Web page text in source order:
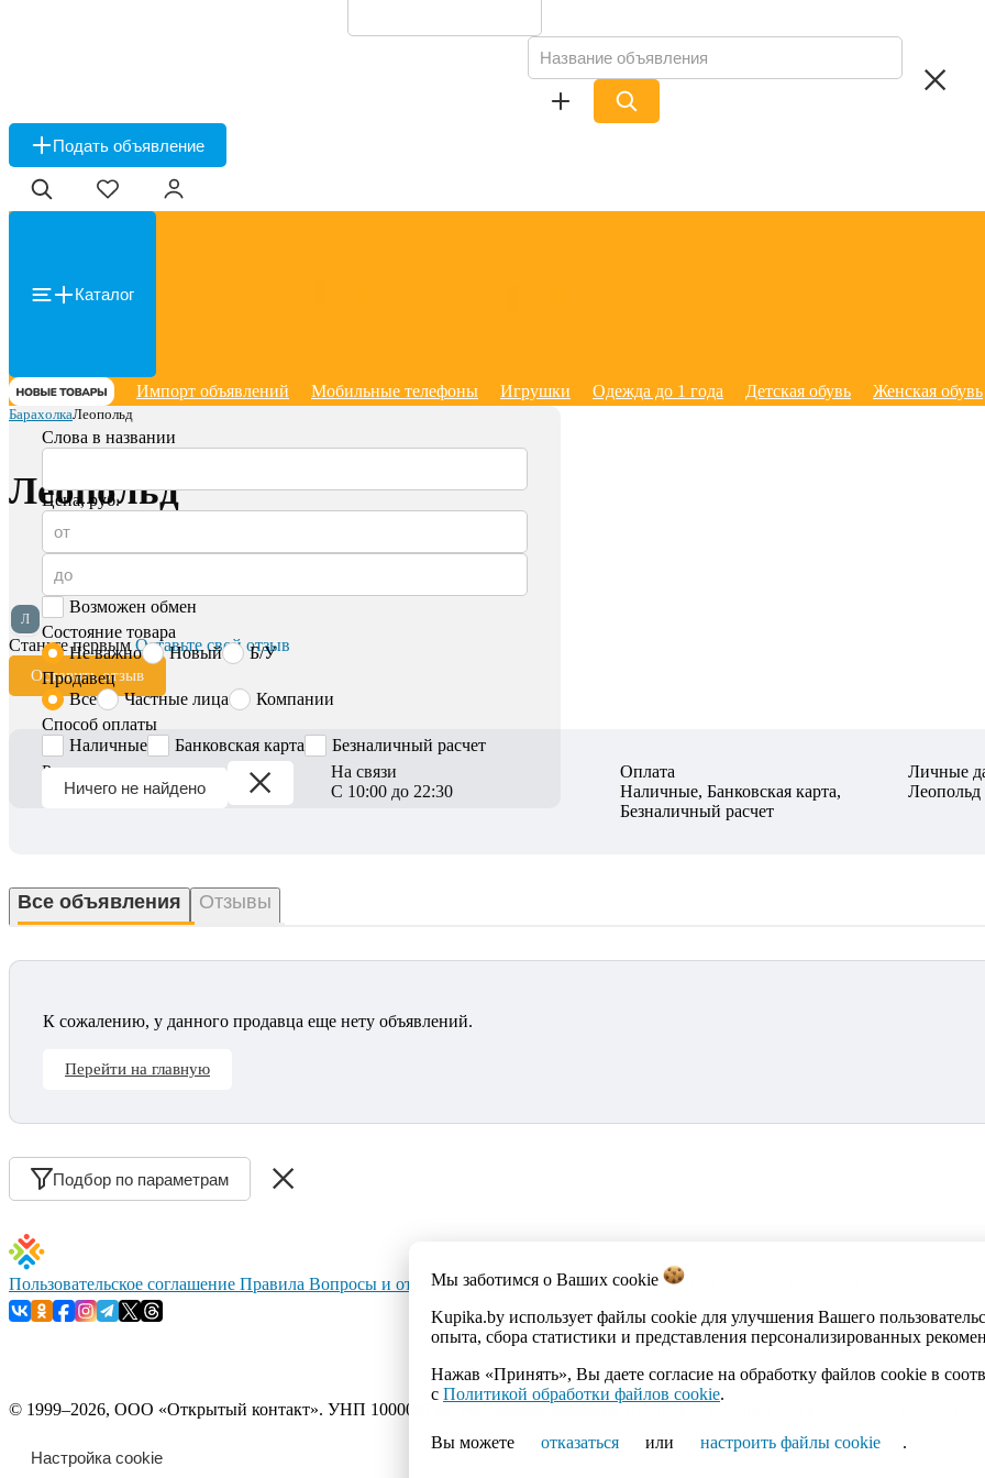
Подать объявление
Каталог
Импорт объявлений Мобильные телефоны Игрушки Одежда до 1 года Детская обувь Женская обувь
БарахолкаЛеопольд
Леопольд
Л
Станьте первым Оставьте свой отзыв
Оставить отзыв
Регион
Вся Беларусь
На связи
С 10:00 до 22:30
Оплата
Наличные, Банковская карта,
Безналичный расчет
Личные
Леопольд
Все объявления Отзывы
К сожалению, у данного продавца еще нету объявлений.
Перейти на главную
Слова в названии
Цена, руб.
Возможен обмен
Состояние товара
Не важно
Новый
Б/У
Продавец
Все
Частные лица
Компании
Способ оплаты
Наличные
Банковская карта Безналичный расчет
Ничего не найдено
Подбор по параметрам
Мы заботимся о Ваших cookie
Kupika.by использует файлы cookie для улучшения Вашего
опыта, сбора статистики и представления персонализированных
Нажав «Принять», Вы даете согласие на обработку файлов cookie в
с Политикой обработки файлов cookie.
Вы можете отказаться или настроить файлы cookie .
Пользовательское соглашение Правила Вопросы и ответыКонтактыКаталогИмпорт объявлений Политика обработки
© 1999–2026, ООО «Открытый контакт». УНП 100008738. Республика Беларусь, г.Минск, ул.Кальварийская, 17-518. Время
Настройка cookie